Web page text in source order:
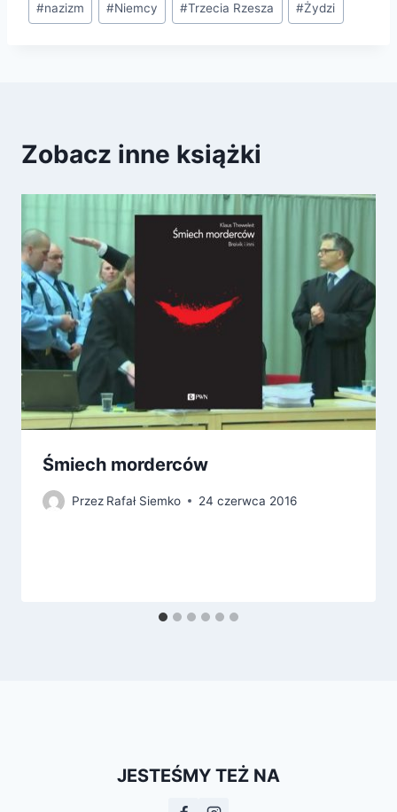
#nazizm #Niemcy #Trzecia Rzesza #Żydzi
Zobacz inne książki
Śmiech morderców
Przez Rafał Siemko 24 czerwca 2016
JESTEŚMY TEŻ NA